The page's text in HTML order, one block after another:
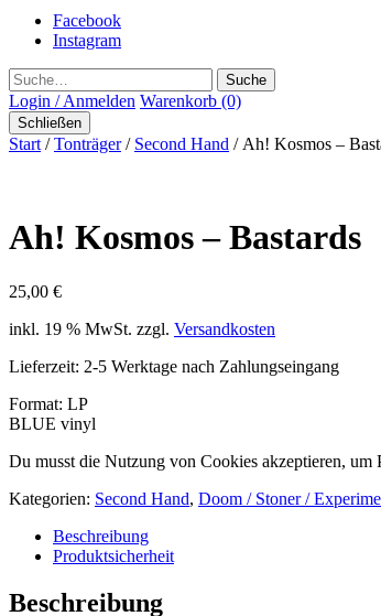
Facebook
Instagram
Suche
Login / Anmelden Warenkorb (0)
Schließen
Start /Tonträger/ Second Hand / Ah! Kosmos –
Ah! Kosmos – Bastards
25,00 €
inkl. 19 % MwSt. zzgl. Versandkosten
Lieferzeit: 2-5 Werktage nach Zahlungseingang
Format: LP
BLUE vinyl
Du musst die Nutzung von Cookies akzeptieren,
Kategorien: Second Hand, Doom / Stoner /
Beschreibung
Produktsicherheit
Beschreibung